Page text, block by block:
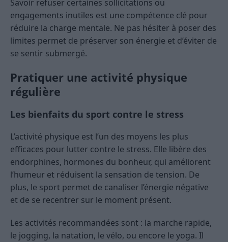
Savoir refuser certaines sollicitations ou
engagements inutiles est une compétence clé pour
réduire la charge mentale. Ne pas hésiter à poser des
limites permet de préserver son énergie et d’éviter de
se sentir submergé.
Pratiquer une activité physique
régulière
Les bienfaits du sport contre le stress
L’activité physique est l’un des moyens les plus
efficaces pour lutter contre le stress. Elle libère des
endorphines, hormones du bonheur, qui améliorent
l’humeur et réduisent la sensation de tension. De
plus, le sport permet de canaliser l’énergie négative
et de se recentrer sur le moment présent.
Les activités recommandées sont : la marche rapide,
le jogging, la natation, le vélo, ou encore le yoga. Il